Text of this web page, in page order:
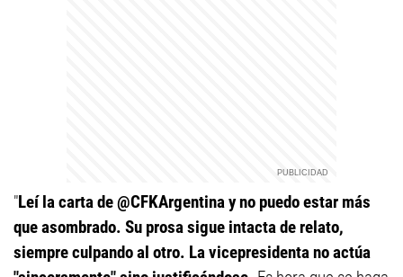
"Leí la carta de @CFKArgentina y no puedo estar más
que asombrado. Su prosa sigue intacta de relato,
siempre culpando al otro. La vicepresidenta no actúa